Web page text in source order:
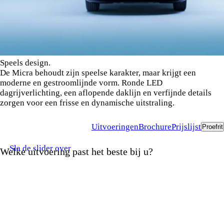
Speels design.
De Micra behoudt zijn speelse karakter, maar krijgt een
moderne en gestroomlijnde vorm. Ronde LED
dagrijverlichting, een aflopende daklijn en verfijnde details
zorgen voor een frisse en dynamische uitstraling.
UitvoeringenBrochurePrijslijst Proefrit
Welke uitvoering past het beste bij u?
Sla de slider over